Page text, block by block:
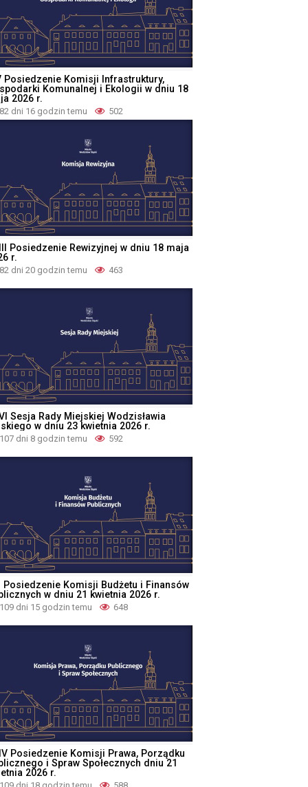
Posiedzenie Komisji Infrastruktury,
Komunalnej i Ekologii w dniu 18
2026 r.
82 dni 16 godzin temu 502
Posiedzenie Rewizyjnej w dniu 18 maja
r.
82 dni 20 godzin temu 463
Sesja Rady Miejskiej Wodzisławia
w dniu 23 kwietnia 2026 r.
107 dni 8 godzin temu 592
Posiedzenie Komisji Budżetu i Finansów
w dniu 21 kwietnia 2026 r.
109 dni 15 godzin temu 648
Posiedzenie Komisji Prawa, Porządku
i Spraw Społecznych dniu 21
2026 r.
109 dni 18 godzin temu 588